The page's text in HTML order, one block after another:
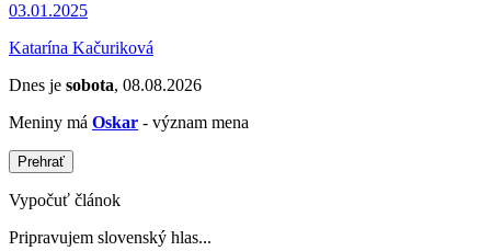
03.01.2025
Katarína Kačuriková
Dnes je sobota, 08.08.2026
Meniny má Oskar - význam mena
Prehrať
Vypočuť článok
Pripravujem slovenský hlas...